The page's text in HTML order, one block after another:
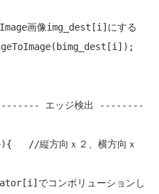
画像img_dest[i]にする
エッジ検出 --------
//縦方向ｘ２、横方向ｘ
でコンボリューションし